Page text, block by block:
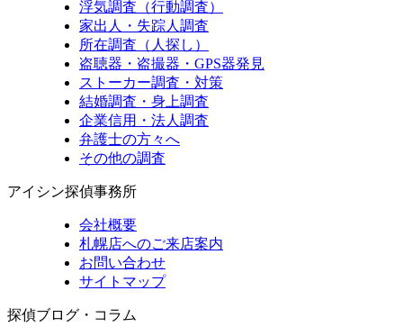
浮気調査（行動調査）
家出人・失踪人調査
所在調査（人探し）
盗聴器・盗撮器・GPS器発見
ストーカー調査・対策
結婚調査・身上調査
企業信用・法人調査
弁護士の方々へ
その他の調査
アイシン探偵事務所
会社概要
札幌店へのご来店案内
お問い合わせ
サイトマップ
探偵ブログ・コラム